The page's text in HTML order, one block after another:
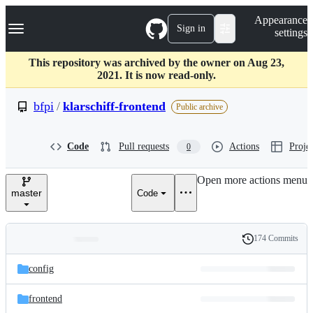
k
p
c
Navigation Menu Sign in
Appearance
settings
This repository was archived by the owner on Aug 23,
2021. It is now read-only.
bfpi / klarschiff-frontend Public archive
Code Pull requests 0 Actions
master Code
Open more actions menu
and
files
Latest
commit
History
174 Commits
config
frontend